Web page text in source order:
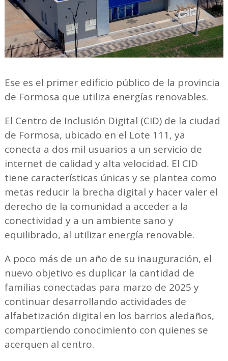
Ese es el primer edificio público de la provincia
de Formosa que utiliza energías renovables.
El Centro de Inclusión Digital (CID) de la ciudad
de Formosa, ubicado en el Lote 111, ya
conecta a dos mil usuarios a un servicio de
internet de calidad y alta velocidad. El CID
tiene características únicas y se plantea como
metas reducir la brecha digital y hacer valer el
derecho de la comunidad a acceder a la
conectividad y a un ambiente sano y
equilibrado, al utilizar energía renovable.
A poco más de un año de su inauguración, el
nuevo objetivo es duplicar la cantidad de
familias conectadas para marzo de 2025 y
continuar desarrollando actividades de
alfabetización digital en los barrios aledaños,
compartiendo conocimiento con quienes se
acerquen al centro.